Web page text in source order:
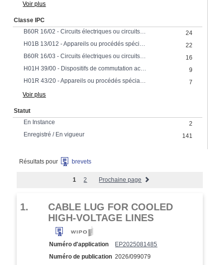
Voir plus
Classe IPC
B60R 16/02 - Circuits électriques ou circuits de fluides spécialement adaptés aux véhicules et non prévus ailleursAgencement des éléments des circuits électriques ou des circuits de fluides spécialement adapté aux véhicules et non prévu ailleurs électriques
24
H01B 13/012 - Appareils ou procédés spécialement adaptés à la fabrication de conducteurs ou câbles pour fabriquer des faisceaux de fils
22
B60R 16/03 - Circuits électriques ou circuits de fluides spécialement adaptés aux véhicules et non prévus ailleursAgencement des éléments des circuits électriques ou des circuits de fluides spécialement adapté aux véhicules et non prévu ailleurs électriques pour l'alimentation des sous-systèmes du véhicule en énergie électrique
16
H01H 39/00 - Dispositifs de commutation actionnés par une explosion produite à l'intérieur du dispositif et amorcée par un courant électrique
9
H01R 43/20 - Appareils ou procédés spécialement adaptés à la fabrication, l'assemblage, l'entretien ou la réparation de connecteurs de lignes ou de collecteurs de courant ou pour relier les conducteurs électriques pour assembler les pièces de contact avec le socle isolant, le boîtier ou le manchon ou pour les en désassembler
7
Voir plus
Statut
En Instance
2
Enregistré / En vigueur
141
Résultats pour brevets
1 2 Prochaine page
1.
CABLE LUG FOR COOLED
HIGH-VOLTAGE LINES
Numéro d'application
EP2025081485
Numéro de publication 2026/099079